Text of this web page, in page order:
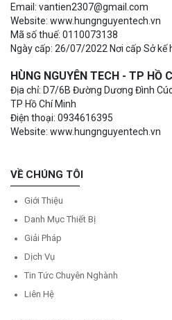
Email: vantien2307@gmail.com
Website: www.hungnguyentech.vn
Mã số thuế: 0110073138
Ngày cấp: 26/07/2022 Nơi cấp Sở kế
HÙNG NGUYÊN TECH - TP HỒ
Địa chỉ: D7/6B Đường Dương Đình
TP Hồ Chí Minh
Điện thoại: 0934616395
Website: www.hungnguyentech.vn
VỀ CHÚNG TÔI
Giới Thiệu
Danh Mục Thiết Bị
Giải Pháp
Dịch Vụ
Tin Tức Chuyên Nghành
Liên Hệ